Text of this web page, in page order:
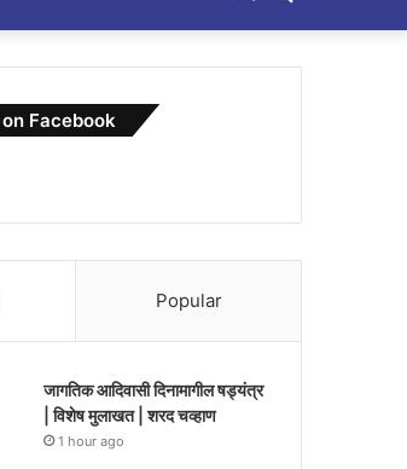
for
Article
Facebook
Popular
जागतिक आदिवासी दिनामागील षड्यंत्र
| विशेष मुलाखत | शरद चव्हाण
1 hour ago